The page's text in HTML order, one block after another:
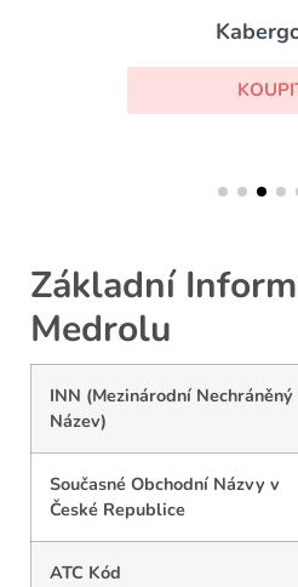
Základní
Medrolu
INN (Mezinárodní Nechráněný
Název)
Současné Obchodní Názvy v
České Republice
ATC Kód